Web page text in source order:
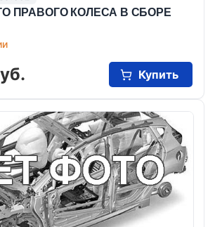
ПРАВОГО КОЛЕСА В СБОРЕ
Купить